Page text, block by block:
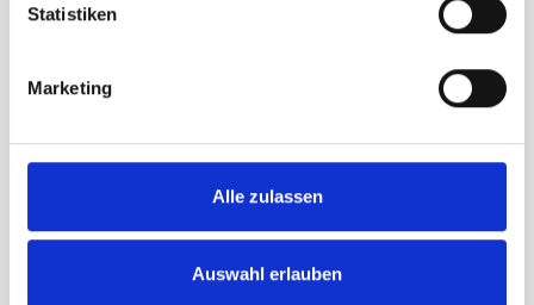
Statistiken
Marketing
Alle zulassen
Auswahl erlauben